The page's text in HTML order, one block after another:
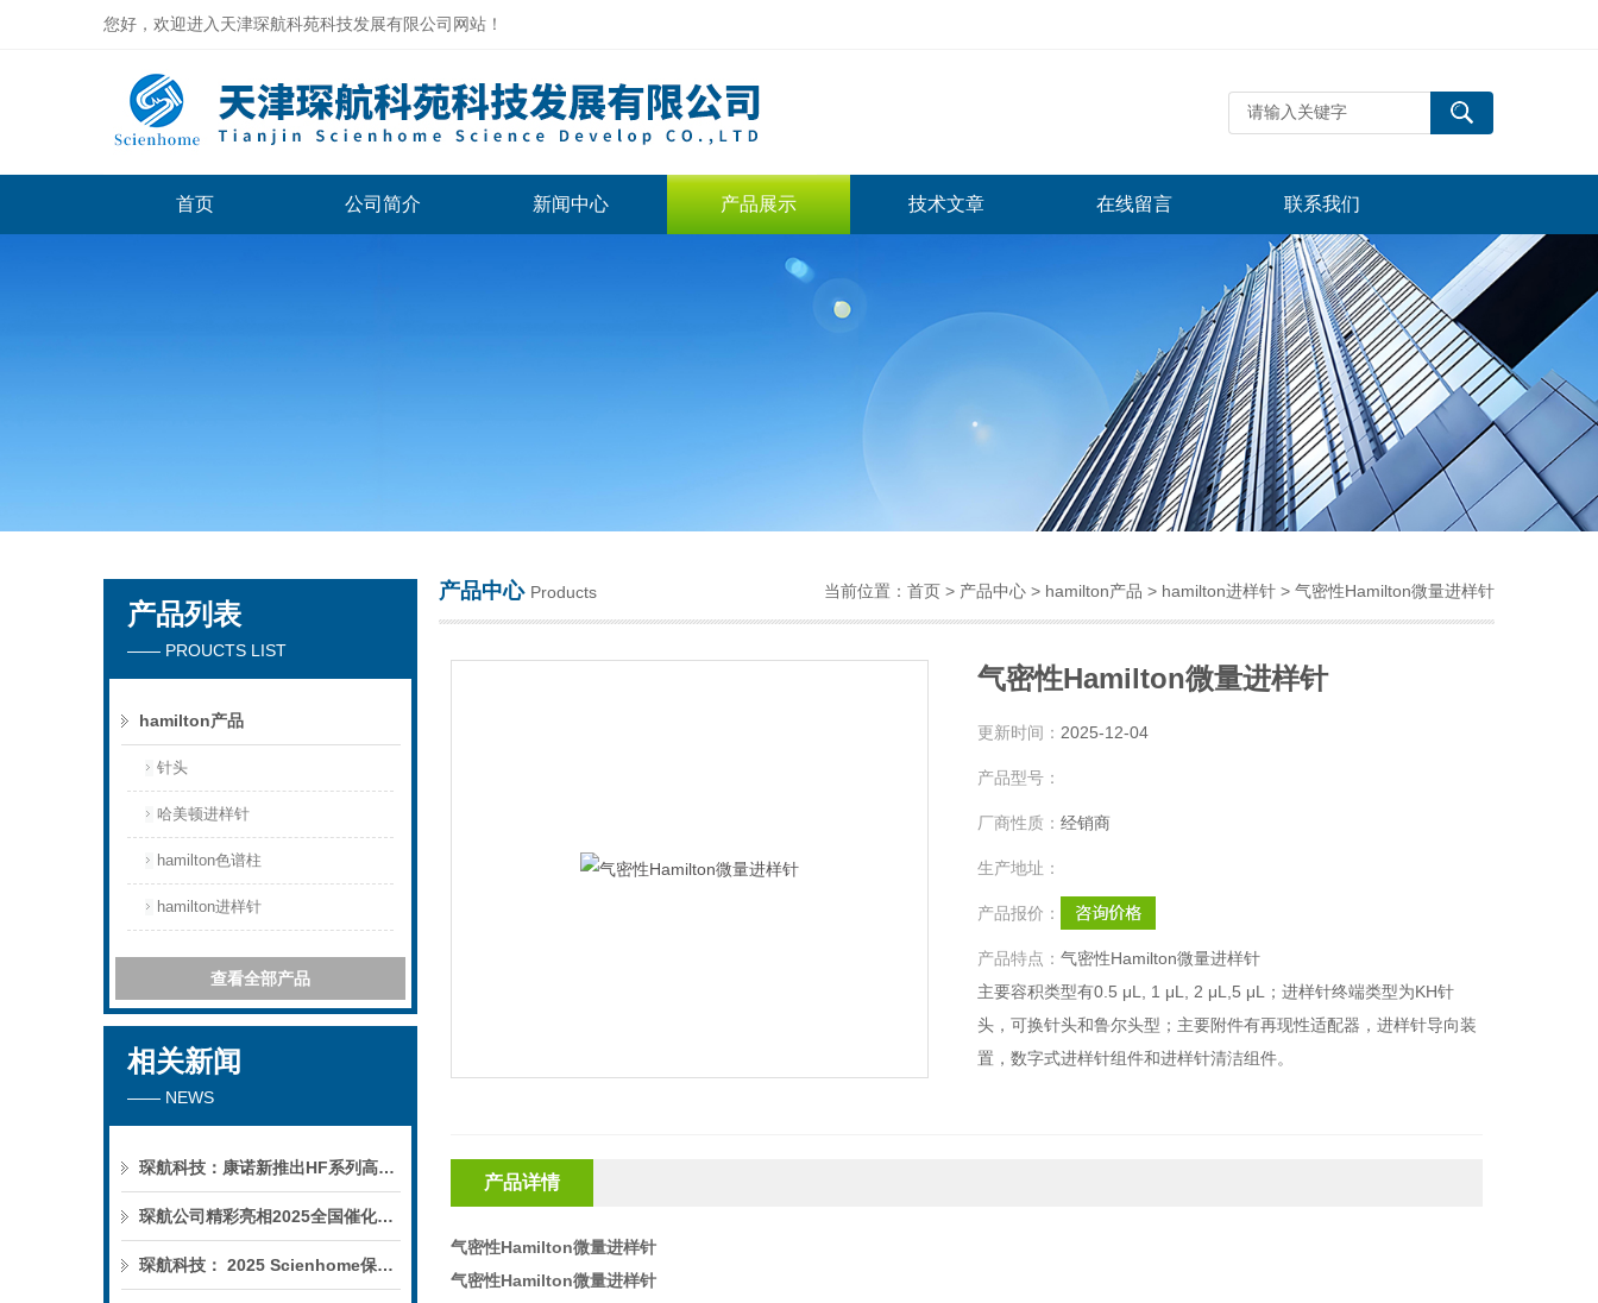
您好，欢迎进入天津琛航科苑科技发展有限公司网站！
天津琛航科苑科技发展有限公司
首页 公司简介 新闻中心 产品展示 技术文章 在线留言 联系我们
产品列表
—— PROUCTS LIST
hamilton产品
针头
哈美顿进样针
hamilton色谱柱
hamilton进样针
查看全部产品
相关新闻
—— NEWS
琛航科技：康诺新推出HF系列高压恒流泵
琛航公司精彩亮相2025全国催化学术会议
琛航科技： 2025 Scienhome保护柱年中赠送活动
产品中心 Products 当前位置： 首页 > 产品中心 > hamilton产品 > hamilton进样针 > 气密性Hamilton微量进样针
气密性Hamilton微量进样针
更新时间： 2025-12-04
产品型号：
厂商性质： 经销商
生产地址：
产品报价：
产品特点： 气密性Hamilton微量进样针
主要容积类型有0.5 μL, 1 μL, 2 μL,5 μL；进样针终端类型为KH针
头，可换针头和鲁尔头型；主要附件有再现性适配器，进样针导向装
置，数字式进样针组件和进样针清洁组件。
产品详情
气密性Hamilton微量进样针
气密性Hamilton微量进样针